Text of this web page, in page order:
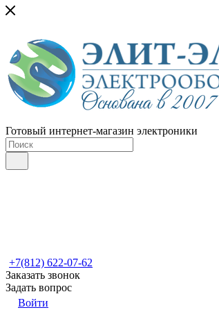
Готовый интернет-магазин электроники
+7(812) 622-07-62
Заказать звонок
Задать вопрос
Войти